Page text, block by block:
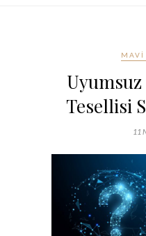
MAVI
Tesellisi
11